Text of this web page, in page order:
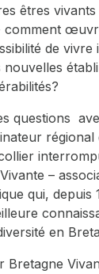
êtres
comment
de vivre
questions
régional
–
qui,
en
Bretagne